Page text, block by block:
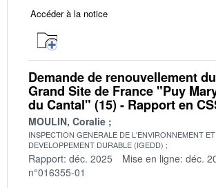
Accéder à la notice
Demande de renouvellement
Grand Site de France "Puy
du Cantal" (15) - Rapport en
MOULIN, Coralie
INSPECTION GENERALE DE L'ENVIRONNEMENT
DEVELOPPEMENT DURABLE (IGEDD)
Rapport: déc. 2025 Mise en ligne: déc.
n°016355-01